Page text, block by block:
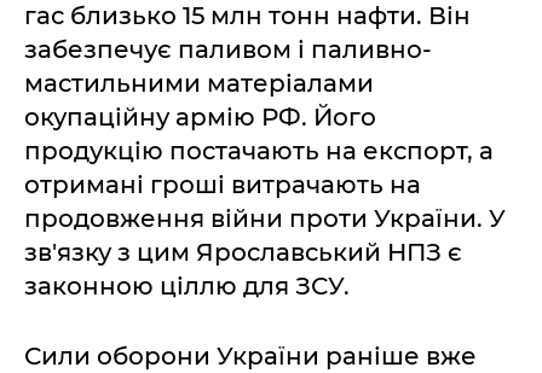
гас близько 15 млн тонн нафти. Він
забезпечує паливом і паливно-
мастильними матеріалами
окупаційну армію РФ. Його
продукцію постачають на експорт, а
отримані гроші витрачають на
продовження війни проти України. У
зв'язку з цим Ярославський НПЗ є
законною ціллю для ЗСУ.
Сили оборони України раніше вже